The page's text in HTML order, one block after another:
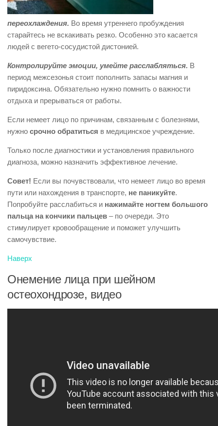
переохлаждения. Во время утреннего пробуждения
старайтесь не вскакивать резко. Особенно это касается
людей с вегето-сосудистой дистонией.
Контролируйте эмоции, умейте расслабляться. В
период межсезонья стоит пополнить запасы магния и
пиридоксина. Обязательно нужно помнить о важности
отдыха и прерываться от работы.
Если немеет лицо по причинам, связанным с болезнями,
нужно срочно обратиться в медицинское учреждение.
Только после диагностики и установления правильного
диагноза, можно назначить эффективное лечение.
Совет! Если вы почувствовали, что немеет лицо во время
пути или нахождения в транспорте, не паникуйте.
Попробуйте расслабиться и нажимайте ногтем большого
пальца на кончики пальцев – по очереди. Это
стимулирует кровообращение и поможет улучшить
самочувствие.
Наверх
Онемение лица при шейном
остеохондрозе, видео